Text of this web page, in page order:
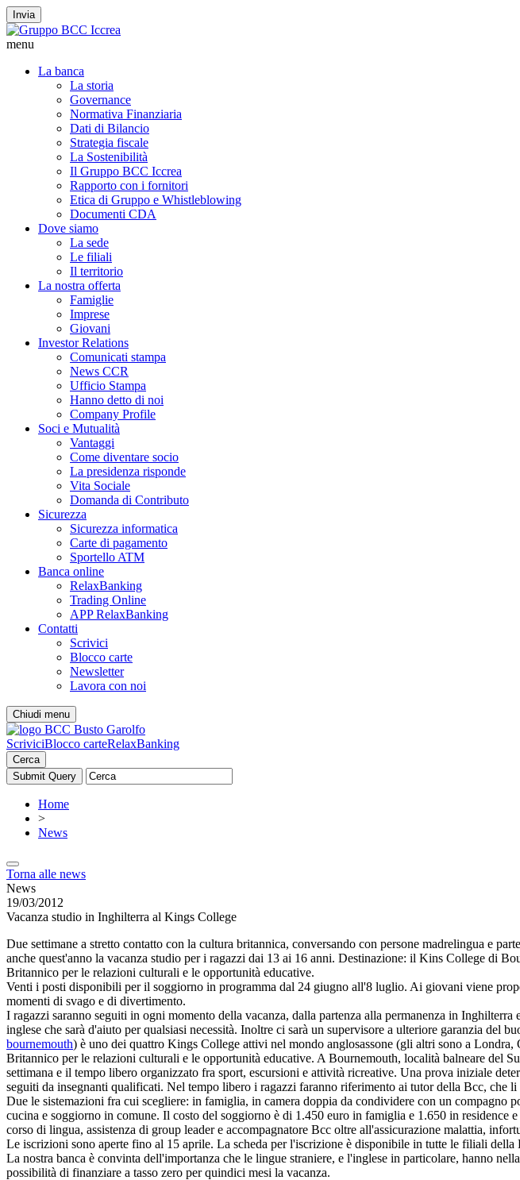
Invia
menu
La banca
La storia
Governance
Normativa Finanziaria
Dati di Bilancio
Strategia fiscale
La Sostenibilità
Il Gruppo BCC Iccrea
Rapporto con i fornitori
Etica di Gruppo e Whistleblowing
Documenti CDA
Dove siamo
La sede
Le filiali
Il territorio
La nostra offerta
Famiglie
Imprese
Giovani
Investor Relations
Comunicati stampa
News CCR
Ufficio Stampa
Hanno detto di noi
Company Profile
Soci e Mutualità
Vantaggi
Come diventare socio
La presidenza risponde
Vita Sociale
Domanda di Contributo
Sicurezza
Sicurezza informatica
Carte di pagamento
Sportello ATM
Banca online
RelaxBanking
Trading Online
APP RelaxBanking
Contatti
Scrivici
Blocco carte
Newsletter
Lavora con noi
Chiudi menu
ScriviciBlocco carteRelaxBanking
Cerca
Home
>
News
Torna alle news
News
19/03/2012
Vacanza studio in Inghilterra al Kings College
Due settimane a stretto contatto con la cultura britannica, conversando con persone madrelingua e
anche quest'anno la vacanza studio per i ragazzi dai 13 ai 16 anni. Destinazione: il Kins College di
Britannico per le relazioni culturali e le opportunità educative.
Venti i posti disponibili per il soggiorno in programma dal 24 giugno all'8 luglio. Ai giovani viene
momenti di svago e di divertimento.
I ragazzi saranno seguiti in ogni momento della vacanza, dalla partenza alla permanenza in
inglese che sarà d'aiuto per qualsiasi necessità. Inoltre ci sarà un supervisore a ulteriore garanzia del
bournemouth) è uno dei quattro Kings College attivi nel mondo anglosassone (gli altri sono a
Britannico per le relazioni culturali e le opportunità educative. A Bournemouth, località balneare del
settimana e il tempo libero organizzato fra sport, escursioni e attività ricreative. Una prova iniziale
seguiti da insegnanti qualificati. Nel tempo libero i ragazzi faranno riferimento ai tutor della Bcc, che
Due le sistemazioni fra cui scegliere: in famiglia, in camera doppia da condividere con un compagno
cucina e soggiorno in comune. Il costo del soggiorno è di 1.450 euro in famiglia e 1.650 in
corso di lingua, assistenza di group leader e accompagnatore Bcc oltre all'assicurazione malattia,
Le iscrizioni sono aperte fino al 15 aprile. La scheda per l'iscrizione è disponibile in tutte le filiali della
La nostra banca è convinta dell'importanza che le lingue straniere, e l'inglese in particolare, hanno
possibilità di finanziare a tasso zero per quindici mesi la vacanza.